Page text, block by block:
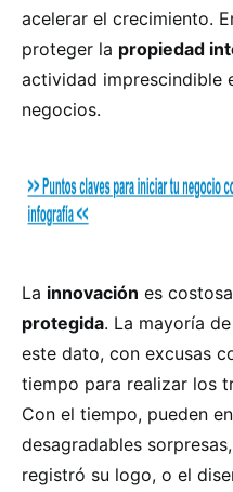
acelerar el crecimiento.
proteger la propiedad
actividad imprescindible
negocios.
La innovación es
protegida. La mayoría
este dato, con excusas
tiempo para realizar los
Con el tiempo, pueden
desagradables
registró su logo, o el